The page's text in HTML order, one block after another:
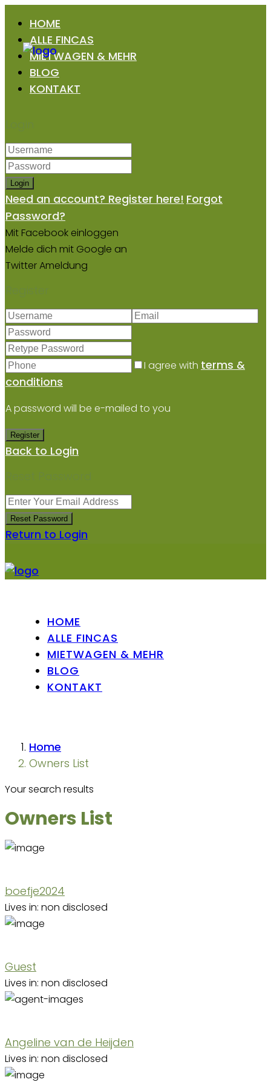
HOME
ALLE FINCAS
MIETWAGEN & MEHR
BLOG
KONTAKT
Login
Login
Need an account? Register here! Forgot
Password?
Mit Facebook einloggen
Melde dich mit Google an
Twitter Ameldung
Register
I agree with terms &
conditions
A password will be e-mailed to you
Register
Back to Login
Reset Password
Reset Password
Return to Login
HOME
ALLE FINCAS
MIETWAGEN & MEHR
BLOG
KONTAKT
Home
Owners List
Your search results
Owners List
boefje2024
Lives in: non disclosed
Guest
Lives in: non disclosed
Angeline van de Heijden
Lives in: non disclosed